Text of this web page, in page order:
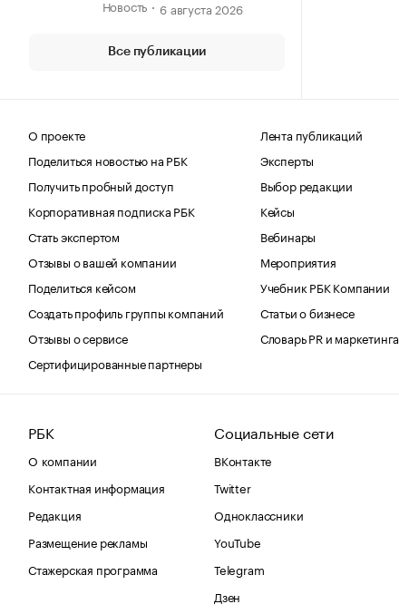
Новость
6 августа 2026
Все публикации
О проекте
Поделиться новостью на РБК
Получить пробный доступ
Корпоративная подписка РБК
Стать экспертом
Отзывы о вашей компании
Поделиться кейсом
Создать профиль группы компаний
Отзывы о сервисе
Сертифицированные партнеры
Лента публикаций
Эксперты
Выбор редакции
Кейсы
Вебинары
Мероприятия
Учебник РБК Компании
Статьи о бизнесе
Словарь PR и маркетинга
РБК
О компании
Контактная информация
Редакция
Размещение рекламы
Стажерская программа
Социальные сети
ВКонтакте
Twitter
Одноклассники
YouTube
Telegram
Дзен